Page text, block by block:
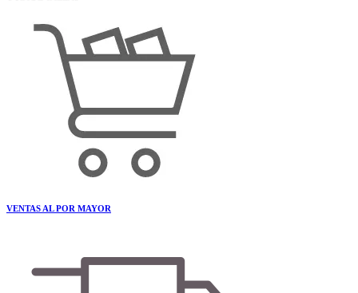
VENTAS AL POR MAYOR